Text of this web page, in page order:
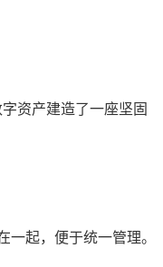
资产建造了一座坚固
起，便于统一管理。